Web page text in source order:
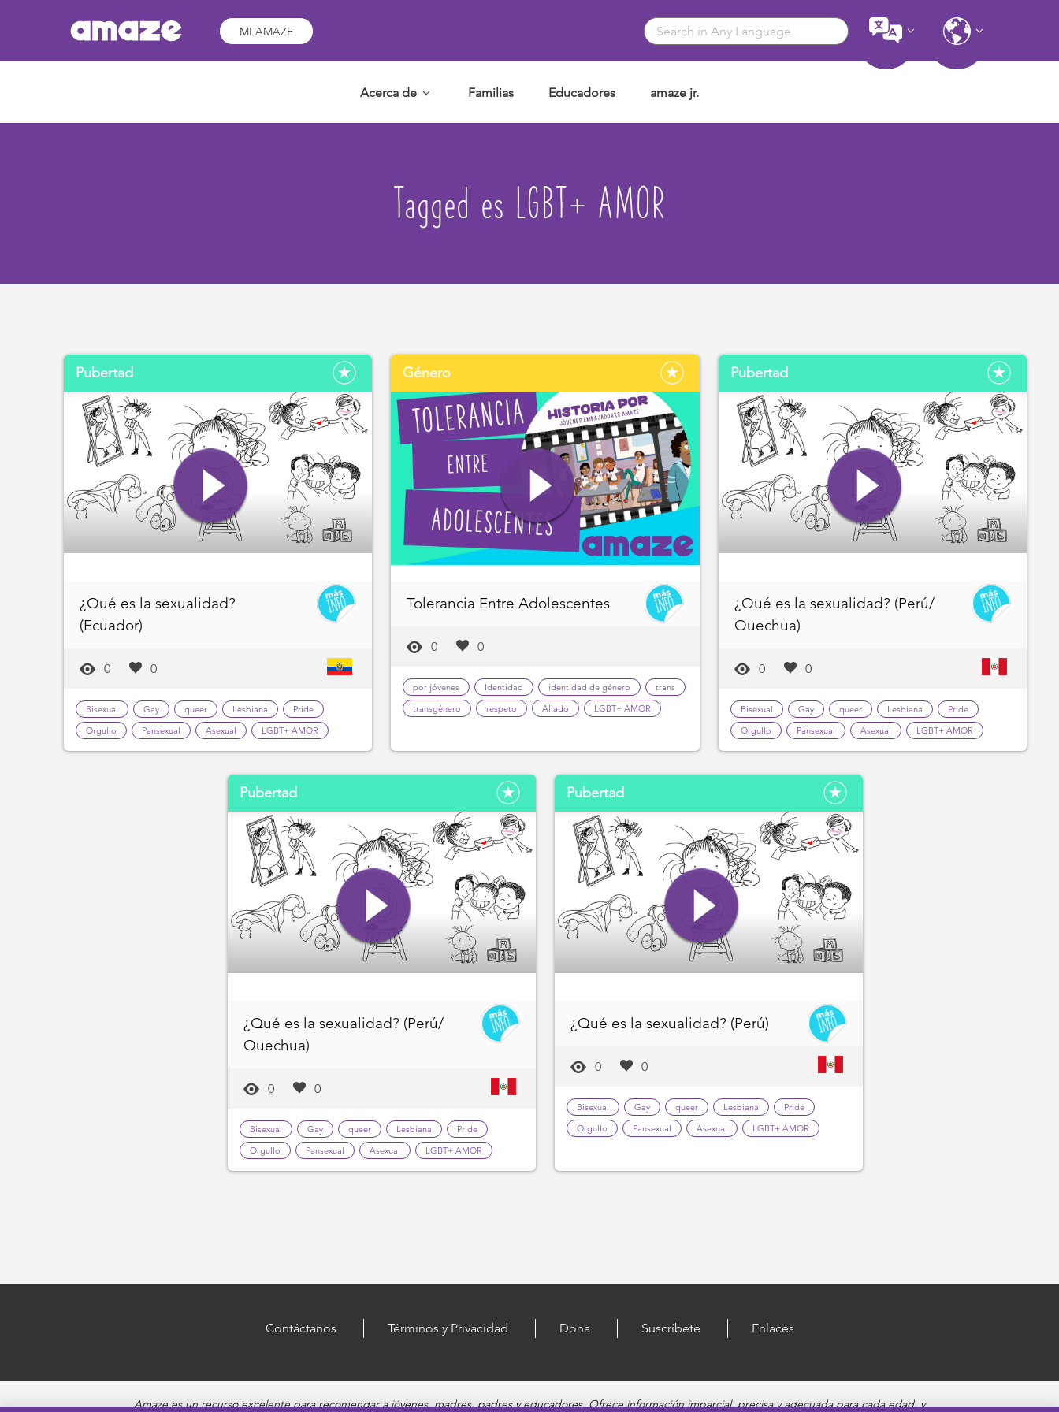
MI AMAZE
Familias Educadores amaze jr.
Acerca de
Tagged es LGBT+ AMOR
Pubertad
¿Qué es la sexualidad?
(Ecuador)
0 0
Bisexual Gay queer Lesbiana
Pride
Orgullo
Pansexual Asexual LGBT+ AMOR
Género
Tolerancia Entre Adolescentes
0 0
por jóvenes Identidad identidad de género
trans
transgénero
respeto Aliado LGBT+ AMOR
Pubertad
¿Qué es la sexualidad? (Perú/
Quechua)
0 0
Bisexual Gay queer Lesbiana
Pride
Orgullo
Pansexual Asexual LGBT+ AMOR
Pubertad
¿Qué es la sexualidad? (Perú/
Quechua)
0 0
Bisexual Gay queer Lesbiana
Pride
Orgullo
Pansexual Asexual LGBT+ AMOR
Pubertad
¿Qué es la sexualidad? (Perú)
0 0
Bisexual Gay queer Lesbiana
Pride
Orgullo
Pansexual Asexual LGBT+ AMOR
Contáctanos Términos y Privacidad Dona Suscríbete Enlaces
Amaze es un recurso excelente para recomendar a jóvenes, madres, padres y educadores. Ofrece información imparcial, precisa y adecuada para cada edad, y